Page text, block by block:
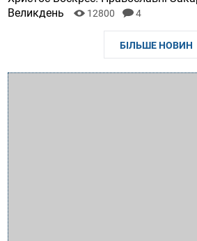
Великдень
12800 4
БІЛЬШЕ НОВИН